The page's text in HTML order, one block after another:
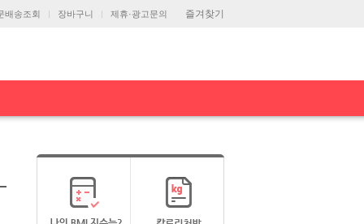
즐겨찾기
배송조회 장바구니 제휴·광고문의